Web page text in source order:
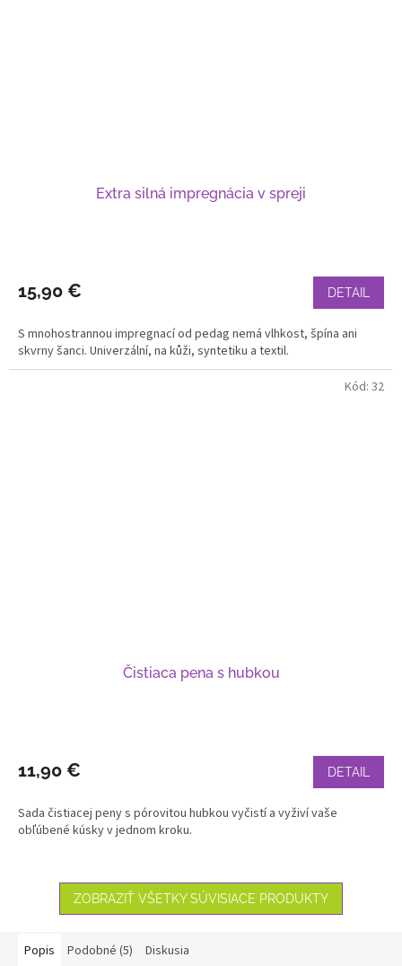
Extra silná impregnácia v spreji
15,90 € DETAIL
S mnohostrannou impregnací od pedag nemá vlhkost, špína ani
skvrny šanci. Univerzální, na kůži, syntetiku a textil.
Čistiaca pena s hubkou
11,90 € DETAIL
Sada čistiacej peny s pórovitou hubkou vyčistí a vyživí vaše
obľúbené kúsky v jednom kroku.
Kód: 32
ZOBRAZIŤ VŠETKY SÚVISIACE PRODUKTY
Popis Podobné (5) Diskusia